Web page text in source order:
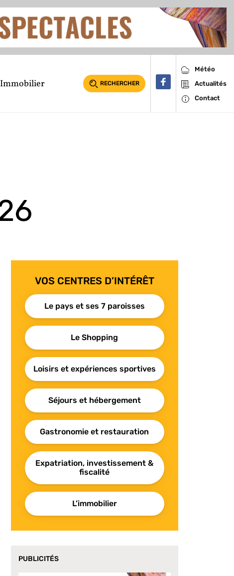
Immobilier RECHERCHER
Météo
Actualités
Contact
VOS CENTRES D’INTÉRÊT
Le pays et ses 7 paroisses
Le Shopping
Loisirs et expériences sportives
Séjours et hébergement
Gastronomie et restauration
Expatriation, investissement &
fiscalité
L’immobilier
PUBLICITÉS